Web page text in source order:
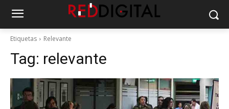
Etiquetas Relevante
Tag: relevante